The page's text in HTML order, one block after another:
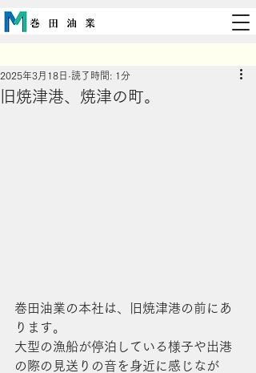
旧焼津港、焼津の町。
2025年3月18日 読了時間: 1分
巻田油業の本社は、旧焼津港の前にあ
ります。
大型の漁船が停泊している様子や出港
の際の見送りの音を身近に感じなが